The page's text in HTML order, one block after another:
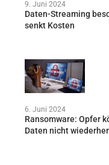
9. Juni 2024
Daten-Streaming
senkt Kosten
6. Juni 2024
Ransomware: Opfer
Daten nicht